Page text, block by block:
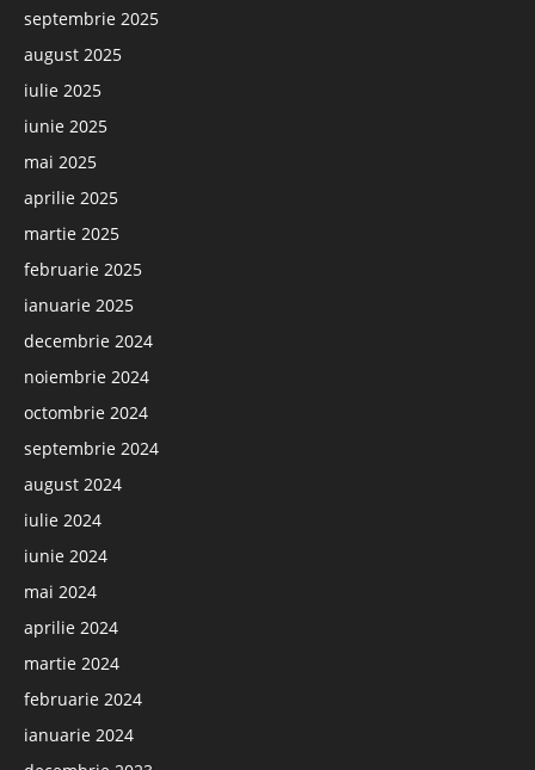
septembrie 2025
august 2025
iulie 2025
iunie 2025
mai 2025
aprilie 2025
martie 2025
februarie 2025
ianuarie 2025
decembrie 2024
noiembrie 2024
octombrie 2024
septembrie 2024
august 2024
iulie 2024
iunie 2024
mai 2024
aprilie 2024
martie 2024
februarie 2024
ianuarie 2024